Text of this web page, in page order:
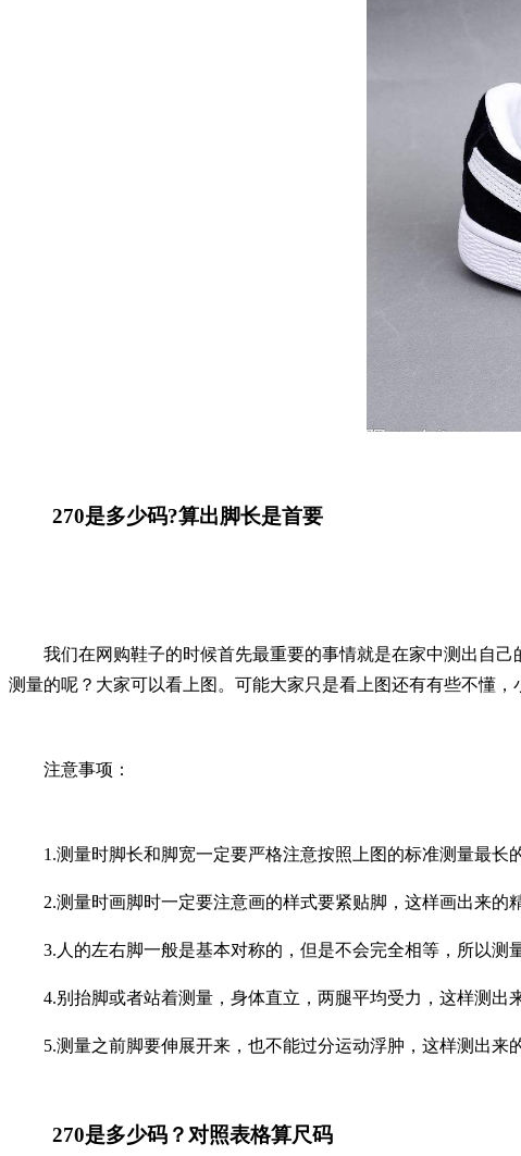
270是多少码?算出脚长是首要
我们在网购鞋子的时候首先最重要的事情就是在家中测出自己
测量的呢？大家可以看上图。可能大家只是看上图还有有些不懂，
注意事项：
1.测量时脚长和脚宽一定要严格注意按照上图的标准测量最长
2.测量时画脚时一定要注意画的样式要紧贴脚，这样画出来的
3. 人的左右脚一般是基本对称的，但是不会完全相等，所以测
4.别抬脚或者站着测量，身体直立，两腿平均受力，这样测出
5.测量之前脚要伸展开来，也不能过分运动浮肿，这样测出来
270是多少码？对照表格算尺码